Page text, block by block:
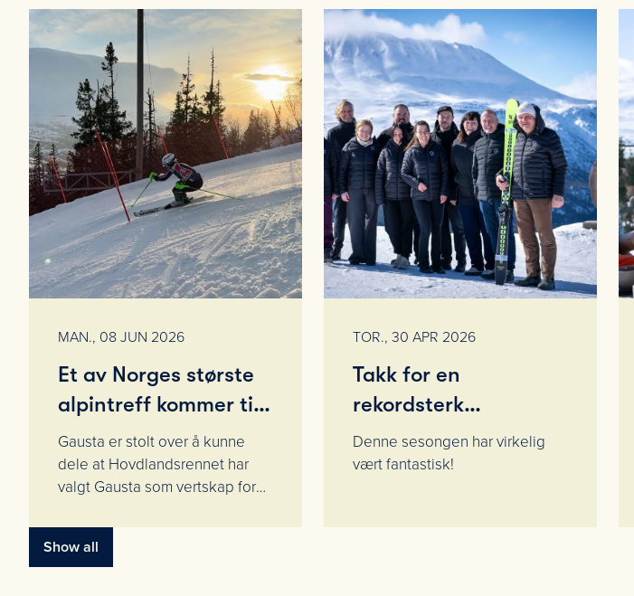
MAN., 08 JUN 2026
Et av Norges største
alpintreff kommer til
Gausta
Gausta er stolt over å kunne
dele at Hovdlandsrennet har
valgt Gausta som vertskap for
TOR., 30 APR 2026
Takk for en
rekordsterk
vintersesong på
Gausta
Denne sesongen har virkelig
vært fantastisk!
Show all